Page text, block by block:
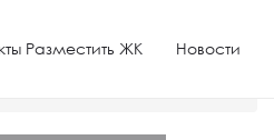
Разместить ЖК Новости